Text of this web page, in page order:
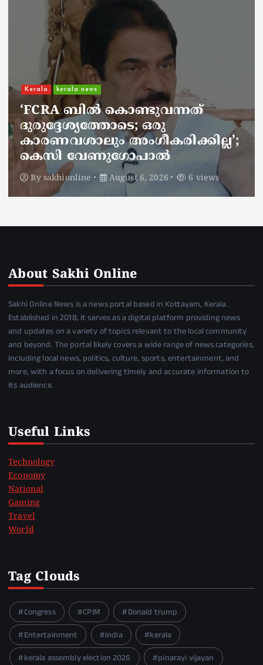
kerala news
ചാലിശേരിയില്‍ സര്‍ക്കാര്‍
ജനകീയ ആരോഗ്യകേന്ദ്രത്തില്‍
നഴ്സിന് അണലിയുടെ കടിയേറ്റു;
അണലിയുടെ കടിയേറ്റത്
ഡ്യൂട്ടിക്കിടെ
By sakhionline August 6, 2026 5 views
About Sakhi Online
Sakhi Online News is a news portal based in Kottayam, Kerala.
Established in 2018, it serves as a digital platform providing news
and updates on a variety of topics relevant to the local community
and beyond. The portal likely covers a wide range of news categories,
including local news, politics, culture, sports, entertainment, and
more, with a focus on delivering timely and accurate information to
its audience.
Useful Links
Technology
Economy
National
Gaming
Travel
World
Tag Clouds
Congress CPIM
Donald trump
Entertainment
india
kerala
kerala assembly election 2026
pinarayi vijayan